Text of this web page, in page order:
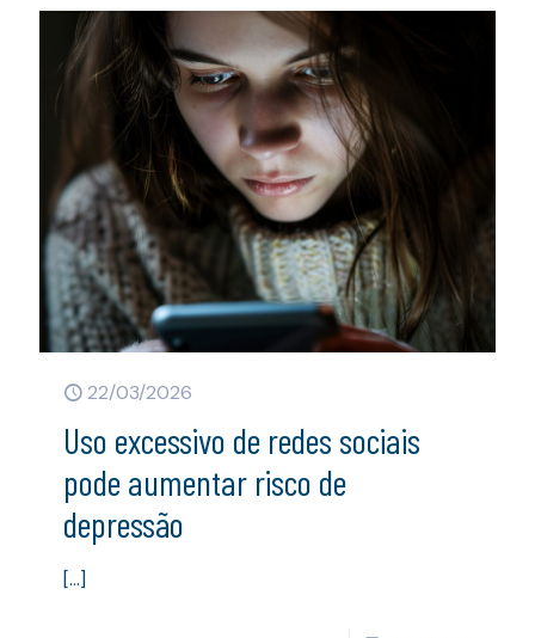
22/03/2026
Uso excessivo de redes sociais
pode aumentar risco de
depressão
[…]